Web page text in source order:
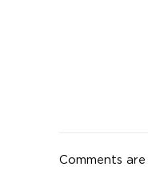
Comments are